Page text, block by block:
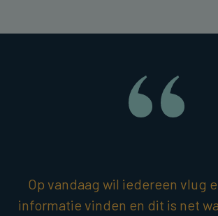
Op vandaag wil iedereen vlug
informatie vinden en dit is net